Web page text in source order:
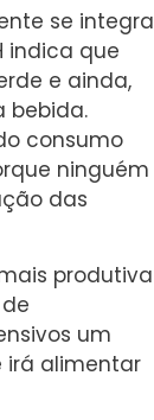
se integra
indica que
e ainda,
bebida.
consumo
ninguém
das
produtiva
um
irá alimentar